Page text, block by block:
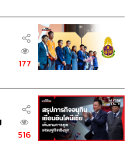
177
516